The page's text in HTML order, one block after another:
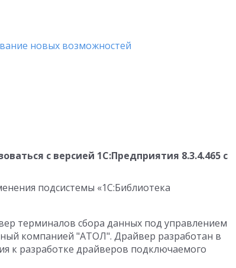
новых возможностей
с версией 1С:Предприятия 8.3.4.465 с
подсистемы «1С:Библиотека
терминалов сбора данных под управлением
компанией "АТОЛ". Драйвер разработан в
к разработке драйверов подключаемого